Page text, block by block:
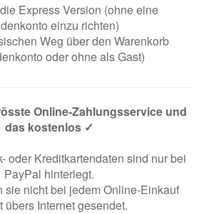
Express Version (ohne eine
einzu richten)
Weg über den Warenkorb
oder ohne als Gast)
Online-Zahlungsservice und
das kostenlos ✓
oder Kreditkartendaten sind nur bei
PayPal hinterlegt.
sie nicht bei jedem Online-Einkauf
übers Internet gesendet.